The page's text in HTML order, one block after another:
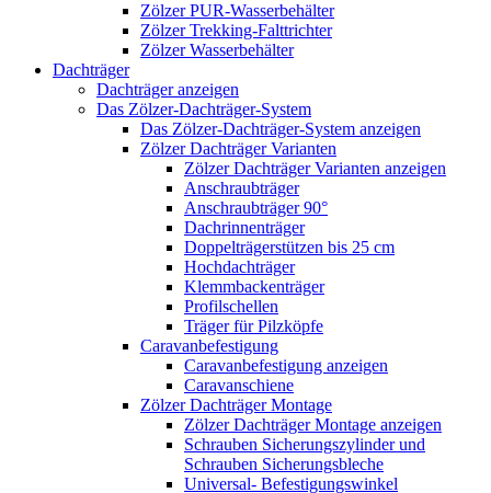
Zölzer PUR-Wasserbehälter
Zölzer Trekking-Falttrichter
Zölzer Wasserbehälter
Dachträger
Dachträger anzeigen
Das Zölzer-Dachträger-System
Das Zölzer-Dachträger-System anzeigen
Zölzer Dachträger Varianten
Zölzer Dachträger Varianten anzeigen
Anschraubträger
Anschraubträger 90°
Dachrinnenträger
Doppelträgerstützen bis 25 cm
Hochdachträger
Klemmbackenträger
Profilschellen
Träger für Pilzköpfe
Caravanbefestigung
Caravanbefestigung anzeigen
Caravanschiene
Zölzer Dachträger Montage
Zölzer Dachträger Montage anzeigen
Schrauben Sicherungszylinder und
Schrauben Sicherungsbleche
Universal- Befestigungswinkel